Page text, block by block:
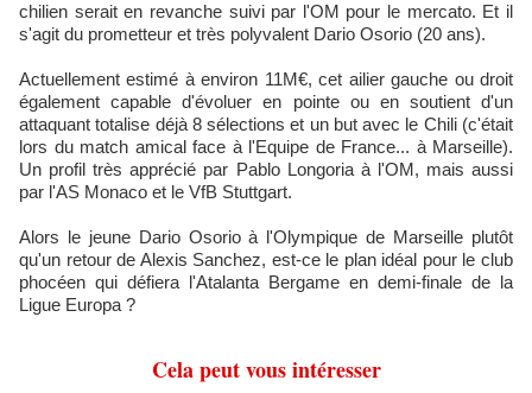
chilien serait en revanche suivi par l'OM pour le mercato. Et il
s'agit du prometteur et très polyvalent Dario Osorio (20 ans).
Actuellement estimé à environ 11M€, cet ailier gauche ou droit
également capable d'évoluer en pointe ou en soutient d'un
attaquant totalise déjà 8 sélections et un but avec le Chili (c'était
lors du match amical face à l'Equipe de France... à Marseille).
Un profil très apprécié par Pablo Longoria à l'OM, mais aussi
par l'AS Monaco et le VfB Stuttgart.
Alors le jeune Dario Osorio à l'Olympique de Marseille plutôt
qu'un retour de Alexis Sanchez, est-ce le plan idéal pour le club
phocéen qui défiera l'Atalanta Bergame en demi-finale de la
Ligue Europa ?
Cela peut vous intéresser